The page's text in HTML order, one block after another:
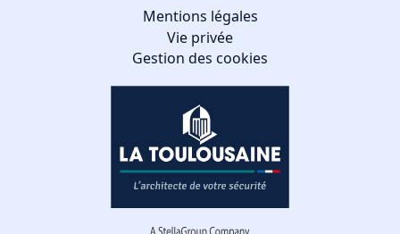
Mentions légales
Vie privée
Gestion des cookies
Gestion des cookies
Nous utilisons des cookies qui facilitent l'utilisation du site,
améliorent la performance et la sécurité du site internet.
Faites-nous part de vos préférences de cookies pour chaque